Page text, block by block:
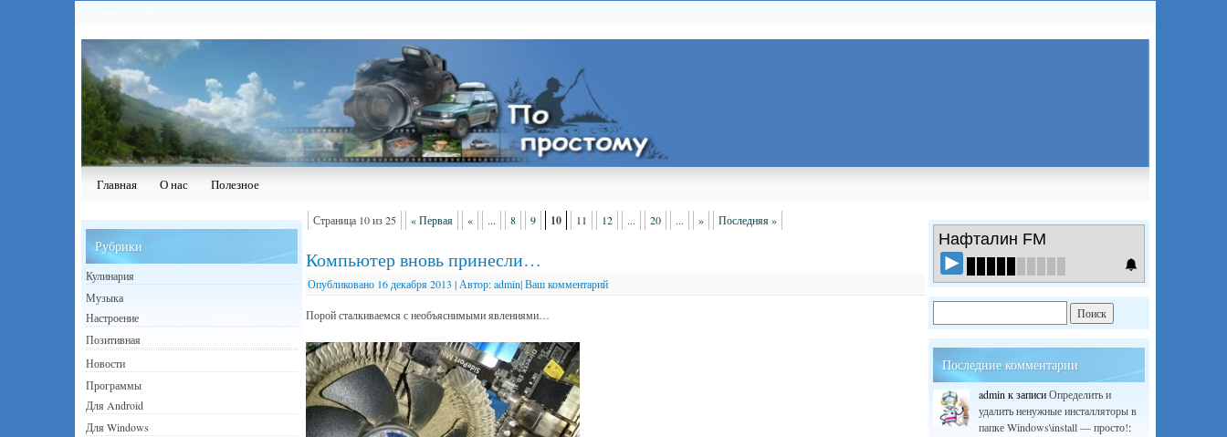
Главная О нас Полезное
Страница 10 из 25 « Первая « ... 8 9 10 11 12 ... 20 ... » Последняя »
Компьютер вновь принесли…
Опубликовано 16 декабря 2013 |Автор: admin| Ваш комментарий
Порой сталкиваемся с необъяснимыми явлениями…
Рубрики
Кулинария
Музыка
Настроение
Позитивная
Новости
Программы
Для Android
Для Windows
Нафталин FM
Последние комментарии
admin к записиОпределить и
удалить ненужные инсталляторы в
папке Windows\install — просто!: